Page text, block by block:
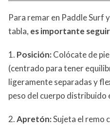
Para remar en Paddle Surf
tabla, es importante
1. Posición:Colócate de
(centrado para tener
ligeramente separadas y
peso del cuerpo distribuido
2.Apretón:Sujeta el remo